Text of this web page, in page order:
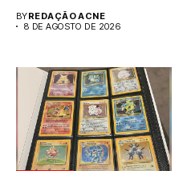
BYREDAÇÃO ACNE
8 DE AGOSTO DE 2026